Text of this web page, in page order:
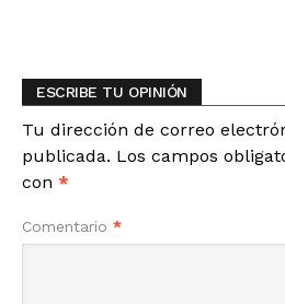
ESCRIBE TU OPINIÓN
Tu dirección de correo
publicada. Los campos
con *
Comentario *